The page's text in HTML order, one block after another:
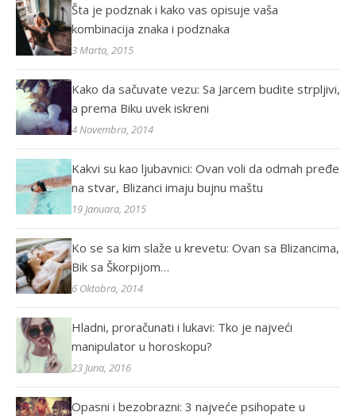
Šta je podznak i kako vas opisuje vaša
kombinacija znaka i podznaka
3 Marta, 2015
Kako da sačuvate vezu: Sa Jarcem budite strpljivi,
a prema Biku uvek iskreni
4 Novembra, 2014
Kakvi su kao ljubavnici: Ovan voli da odmah pređe
na stvar, Blizanci imaju bujnu maštu
19 Januara, 2015
Ko se sa kim slaže u krevetu: Ovan sa Blizancima,
Bik sa Škorpijom…
6 Oktobra, 2014
Hladni, proračunati i lukavi: Tko je najveći
manipulator u horoskopu?
23 Juna, 2016
Opasni i bezobrazni: 3 najveće psihopate u